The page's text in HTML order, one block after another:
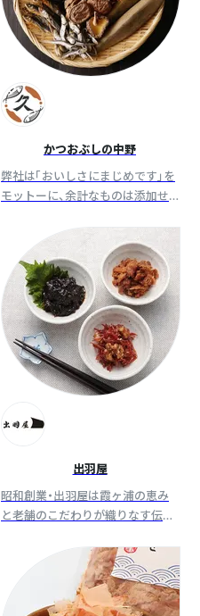
かつおぶしの中野
弊社は「おいしさにまじめです」を
モットーに、余計なものは添加せ
だわった素材選びでお客様の食卓
に美味しさと感動を提供します。
出羽屋
昭和創業・出羽屋は霞ヶ浦の恵み
と老舗のこだわりが織りなす伝統
き上げ、素材本来の旨みと贅沢な
風味をお届けします。職人技の粋